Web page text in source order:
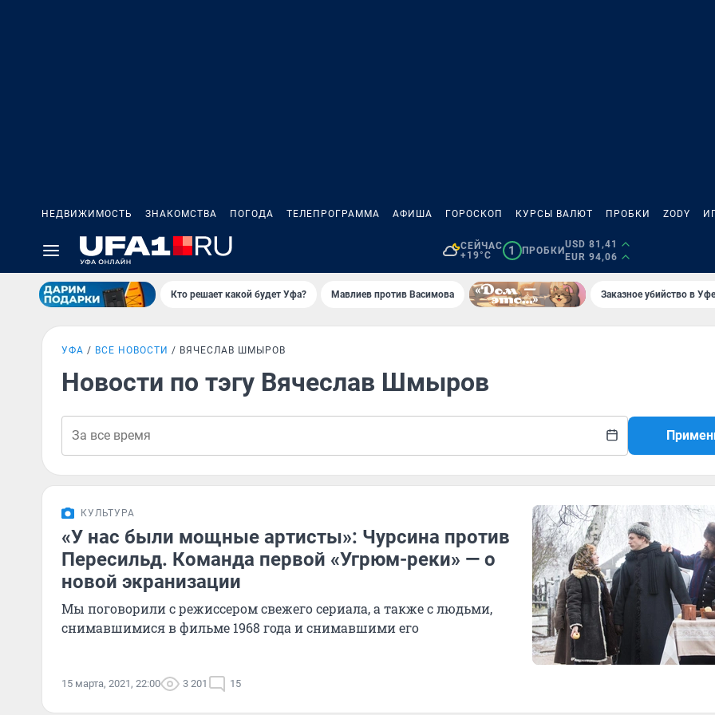
НЕДВИЖИМОСТЬ ЗНАКОМСТВА ПОГОДА ТЕЛЕПРОГРАММА АФИША ГОРОСКОП КУРСЫ ВАЛЮТ ПРОБКИ ZODY
СЕЙЧАС
+19°C
1 ПРОБКИ
USD 81,41
EUR 94,06
Кто решает какой будет Уфа? Мавлиев против Васимова Заказное убийство в
УФА ВСЕ НОВОСТИ ВЯЧЕСЛАВ ШМЫРОВ
Новости по тэгу Вячеслав Шмыров
КУЛЬТУРА
«У нас были мощные артисты»: Чурсина против
Пересильд. Команда первой «Угрюм-реки» — о
новой экранизации
Мы поговорили с режиссером свежего сериала, а также с людьми,
снимавшимися в фильме 1968 года и снимавшими его
15 марта, 2021, 22:00 3 201 15